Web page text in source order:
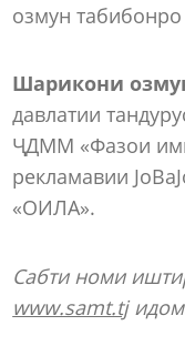
озмун
Шарикони
давлатии
ҶДММ «Фазои
рекламавии
«ОИЛА».
Сабти номи
www.samt.tj